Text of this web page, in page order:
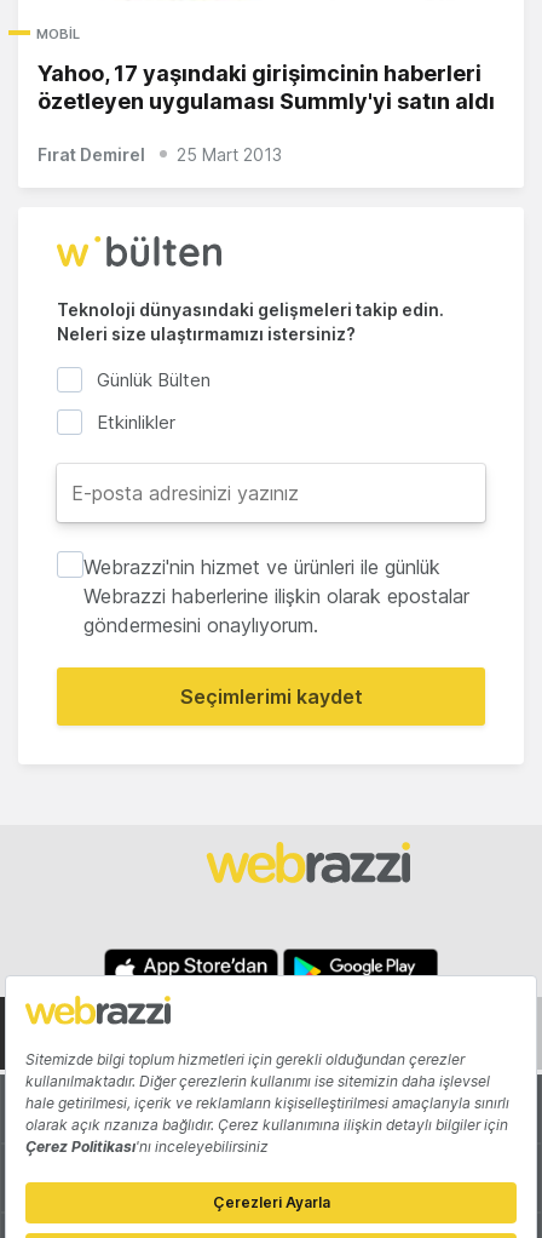
MOBIL
Yahoo, 17 yaşındaki girişimcinin haberleri
özetleyen uygulaması Summly'yi satın aldı
Fırat Demirel 25 Mart 2013
Teknoloji dünyasındaki gelişmeleri takip edin.
Neleri size ulaştırmamızı istersiniz?
Günlük Bülten
Etkinlikler
Webrazzi'nin hizmet ve ürünleri ile günlük
Webrazzi haberlerine ilişkin olarak epostalar
göndermesini onaylıyorum.
Seçimlerimi kaydet
Hakkında Yazarlar
Katkıda Bulun Reklam